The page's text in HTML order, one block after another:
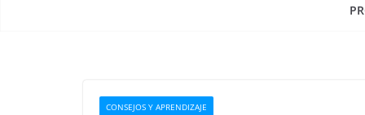
CONSEJOS Y APRENDIZAJE